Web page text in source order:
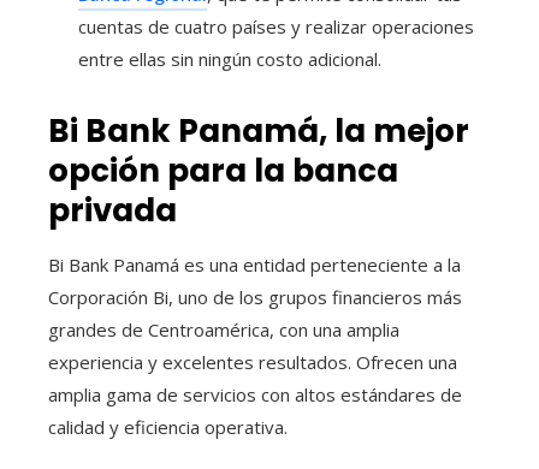
cuentas de cuatro países y realizar operaciones
entre ellas sin ningún costo adicional.
Bi Bank Panamá, la mejor
opción para la banca
privada
Bi Bank Panamá es una entidad perteneciente a la
Corporación Bi, uno de los grupos financieros más
grandes de Centroamérica, con una amplia
experiencia y excelentes resultados. Ofrecen una
amplia gama de servicios con altos estándares de
calidad y eficiencia operativa.